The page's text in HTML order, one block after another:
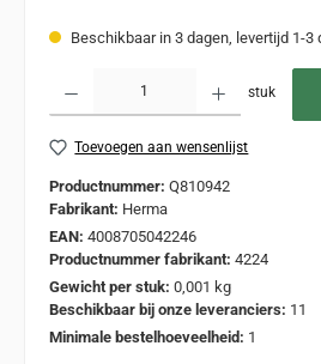
Beschikbaar in 3 dagen, levertijd 1-3
stuk
Toevoegen aan wensenlijst
Productnummer: Q810942
Fabrikant: Herma
EAN: 4008705042246
Productnummer fabrikant: 4224
Gewicht per stuk: 0,001 kg
Beschikbaar bij onze leveranciers: 11
Minimale bestelhoeveelheid: 1